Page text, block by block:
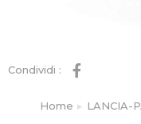
Condividi :
Tu sei qui:
Home LANCIA-